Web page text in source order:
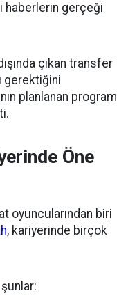
haberlerin gerçeği
çıkan transfer
gerektiğini
planlanan program
Öne
oyuncularından biri
, kariyerinde birçok
şunlar: